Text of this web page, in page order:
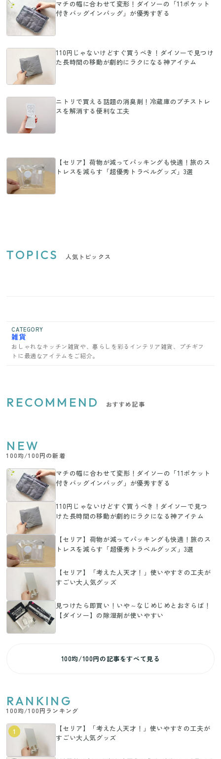
マチの幅に合わせて変形！ダイソーの「11ポケット
付きバッグインバッグ」が優秀すぎる
110円じゃないけどすぐ買うべき！ダイソーで見つけ
た長時間の移動が劇的にラクになる神アイテム
ニトリで買える話題の消臭剤！冷蔵庫のプチストレ
スを解消する便利な工夫
【セリア】荷物が減ってパッキングも快適！旅のス
トレスを減らす「超優秀トラベルグッズ」3選
TOPICS 人気トピックス
CATEGORY
雑貨
おしゃれなキッチン雑貨や、暮らしを彩るインテリア雑貨、プチギフ
トに最適なアイテムをご紹介。
RECOMMEND おすすめ記事
NEW
100均/100円の新着
マチの幅に合わせて変形！ダイソーの「11ポケット
付きバッグインバッグ」が優秀すぎる
110円じゃないけどすぐ買うべき！ダイソーで見つ
けた長時間の移動が劇的にラクになる神アイテム
【セリア】荷物が減ってパッキングも快適！旅のス
トレスを減らす「超優秀トラベルグッズ」3選
【セリア】「考えた人天才！」使いやすさの工夫が
すごい大人気グッズ
見つけたら即買い！いや～なじめじめとおさらば！
【ダイソー】の除湿剤が使いやすい
100均/100円の記事をすべて見る
RANKING
100均/100円ランキング
1
【セリア】「考えた人天才！」使いやすさの工夫が
すごい大人気グッズ